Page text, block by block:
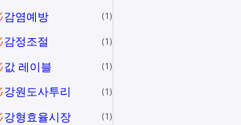
감염예방 1
감정조절 1
값 레이블 1
강원도사투리 1
강형효율시장 1